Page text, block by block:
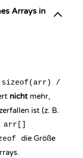
Arrays in
sizeof(arr) /
nicht mehr,
ist (z. B.
die Größe